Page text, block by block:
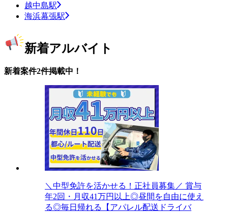
越中島駅
海浜幕張駅
新着アルバイト
新着案件2件掲載中！
＼中型免許を活かせる！正社員募集／ 賞与
年2回・月収41万円以上◎昼間を自由に使え
る◎毎日帰れる【アパレル配送ドライバ